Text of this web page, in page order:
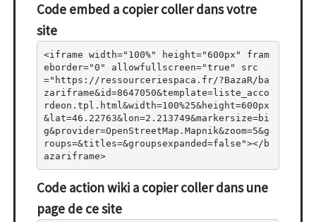
Code embed a copier coller dans votre
site
<iframe width="100%" height="600px" fram
eborder="0" allowfullscreen="true" src
="https://ressourceriespaca.fr/?BazaR/ba
zariframe&id=8647050&template=liste_acco
rdeon.tpl.html&width=100%25&height=600px
&lat=46.22763&lon=2.213749&markersize=bi
g&provider=OpenStreetMap.Mapnik&zoom=5&g
roups=&titles=&groupsexpanded=false"></b
azariframe>
Code action wiki a copier coller dans une
page de ce site